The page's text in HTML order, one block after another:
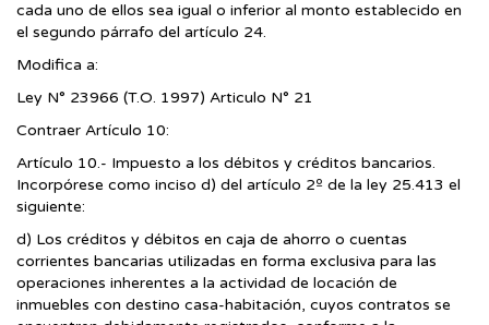
cada uno de ellos sea igual o inferior al monto establecido en
el segundo párrafo del artículo 24.
Modifica a:
Ley N° 23966 (T.O. 1997) Articulo N° 21
Contraer Artículo 10:
Artículo 10.- Impuesto a los débitos y créditos bancarios.
Incorpórese como inciso d) del artículo 2º de la ley 25.413 el
siguiente:
d) Los créditos y débitos en caja de ahorro o cuentas
corrientes bancarias utilizadas en forma exclusiva para las
operaciones inherentes a la actividad de locación de
inmuebles con destino casa-habitación, cuyos contratos se